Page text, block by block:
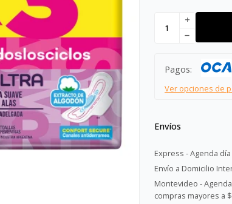
add
remove
Pagos:
Ver opciones de
Envíos
Express - Agenda
Envío a Domicilio
Montevideo -
compras mayores a